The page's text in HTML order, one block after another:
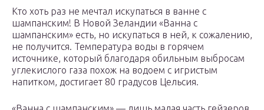
Кто хоть раз не мечтал искупаться в ванне с
шампанским! В Новой Зеландии «Ванна с
шампанским» есть, но искупаться в ней, к сожалению,
не получится. Температура воды в горячем
источнике, который благодаря обильным выбросам
углекислого газа похож на водоем с игристым
напитком, достигает 80 градусов Цельсия.